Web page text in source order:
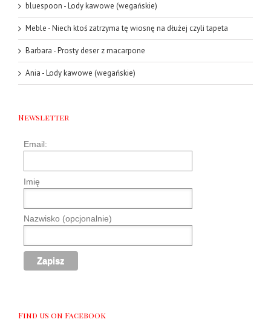
bluespoon -Lody kawowe (wegańskie)
Meble -Niech ktoś zatrzyma tę wiosnę na dłużej czyli tapeta
Barbara -Prosty deser z macarpone
Ania -Lody kawowe (wegańskie)
Newsletter
Email:
Imię
Nazwisko (opcjonalnie)
Find us on Facebook